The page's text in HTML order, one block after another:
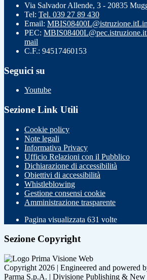
Via Salvador Allende, 3 - 20835
Tel: Tel. 039 27 89 430
Email: MBIS08400L@istruzione.it
PEC: MBIS08400L@pec.istruzione.it
mail
C.F.: 94517460153
Seguici su
Youtube
Sezione Link Utili
Cookie policy
Note legali
Informativa Privacy
Ufficio Relazioni con il Pubblico
Dichiarazione di accessibilità
Obiettivi di accessibilità
Whistleblowing
Gestione consensi cookie
Amministrazione trasparente
Pagina visualizzata 631 volte
Sezione Copyright
Copyright 2026 | Engineered and powered
Parma S.p.A. | Divisione Publishing & New